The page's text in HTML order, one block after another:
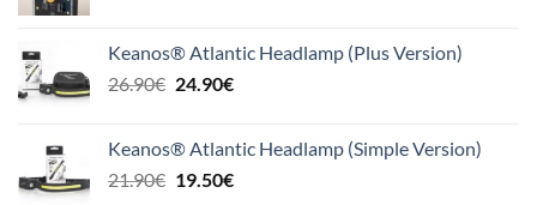
41.90€.είναι:
39.90€.
Keanos® Atlantic Headlamp (Plus Version)
26.90€ Original
26.90€.
24.90€Η
είναι:
24.90€.
Keanos® Atlantic Headlamp (Simple Version)
21.90€ Original
19.50€Η